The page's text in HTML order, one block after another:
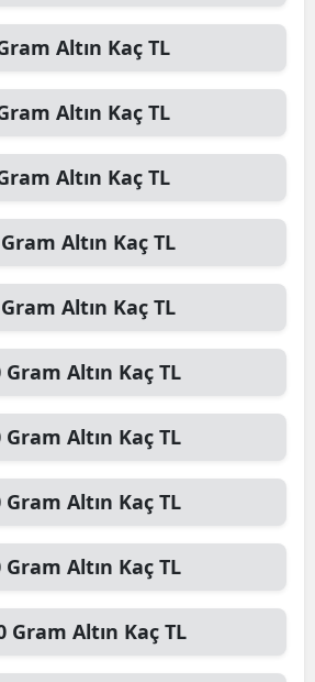
Altın Kaç TL
Altın Kaç TL
Altın Kaç TL
Gram Altın Kaç TL
Gram Altın Kaç TL
Gram Altın Kaç TL
Gram Altın Kaç TL
Gram Altın Kaç TL
Gram Altın Kaç TL
Gram Altın Kaç TL